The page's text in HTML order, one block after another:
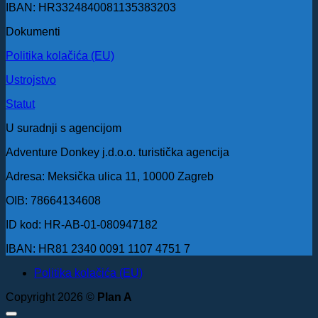
IBAN: HR3324840081135383203
Dokumenti
Politika kolačića (EU)
Ustrojstvo
Statut
U suradnji s agencijom
Adventure Donkey j.d.o.o. turistička agencija
Adresa: Meksička ulica 11, 10000 Zagreb
OIB: 78664134608
ID kod: HR-AB-01-080947182
IBAN: HR81 2340 0091 1107 4751 7
Politika kolačića (EU)
Copyright 2026 © Plan A